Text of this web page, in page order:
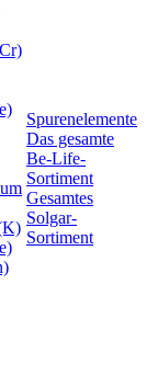
Spurenelemente
Das gesamte
Be-Life-
Sortiment
Gesamtes
Solgar-
Sortiment